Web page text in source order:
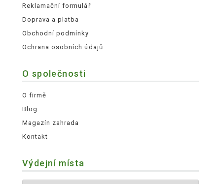
Reklamační formulář
Doprava a platba
Obchodní podmínky
Ochrana osobních údajů
O společnosti
O firmě
Blog
Magazín zahrada
Kontakt
Výdejní místa